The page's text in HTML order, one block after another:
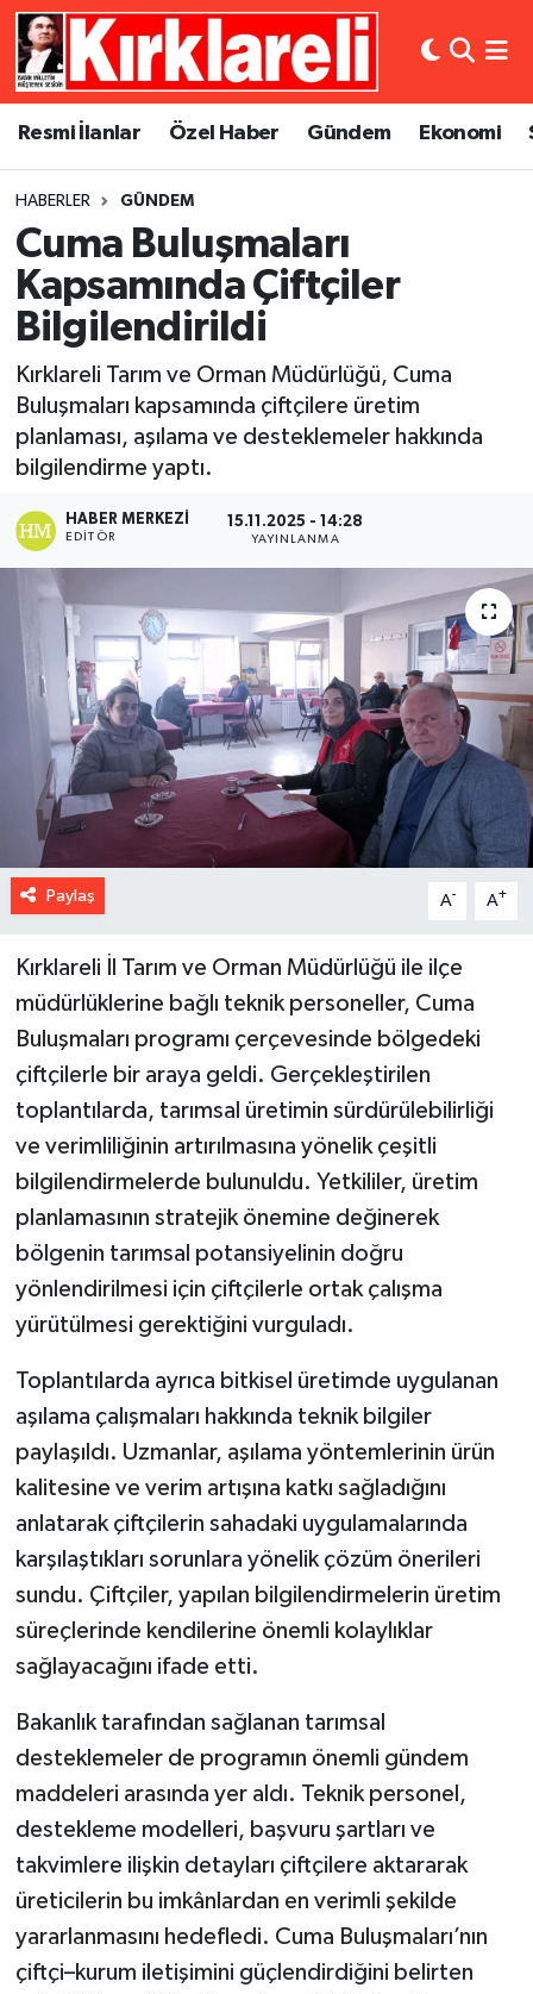
Resmi İlanlar Özel Haber Gündem Ekonomi
HABERLER GÜNDEM
Cuma Buluşmaları
Kapsamında Çiftçiler
Bilgilendirildi
Kırklareli Tarım ve Orman Müdürlüğü, Cuma
Buluşmaları kapsamında çiftçilere üretim
planlaması, aşılama ve desteklemeler hakkında
bilgilendirme yaptı.
HABER MERKEZI
EDITÖR
15.11.2025 - 14:28
YAYINLANMA
Paylaş A- A+
Kırklareli İl Tarım ve Orman Müdürlüğü ile ilçe
müdürlüklerine bağlı teknik personeller, Cuma
Buluşmaları programı çerçevesinde bölgedeki
çiftçilerle bir araya geldi. Gerçekleştirilen
toplantılarda, tarımsal üretimin sürdürülebilirliği
ve verimliliğinin artırılmasına yönelik çeşitli
bilgilendirmelerde bulunuldu. Yetkililer, üretim
planlamasının stratejik önemine değinerek
bölgenin tarımsal potansiyelinin doğru
yönlendirilmesi için çiftçilerle ortak çalışma
yürütülmesi gerektiğini vurguladı.
Toplantılarda ayrıca bitkisel üretimde uygulanan
aşılama çalışmaları hakkında teknik bilgiler
paylaşıldı. Uzmanlar, aşılama yöntemlerinin ürün
kalitesine ve verim artışına katkı sağladığını
anlatarak çiftçilerin sahadaki uygulamalarında
karşılaştıkları sorunlara yönelik çözüm önerileri
sundu. Çiftçiler, yapılan bilgilendirmelerin üretim
süreçlerinde kendilerine önemli kolaylıklar
sağlayacağını ifade etti.
Bakanlık tarafından sağlanan tarımsal
desteklemeler de programın önemli gündem
maddeleri arasında yer aldı. Teknik personel,
destekleme modelleri, başvuru şartları ve
takvimlere ilişkin detayları çiftçilere aktararak
üreticilerin bu imkânlardan en verimli şekilde
yararlanmasını hedefledi. Cuma Buluşmaları’nın
çiftçi–kurum iletişimini güçlendirdiğini belirten
Resmi İlanlar
Gündem
Siyaset
Spor
Asayiş
Dünya
Kültür Sanat
Magazin
Medya
Sağlık
Künye
Gizlilik Sözleşmesi
Merkez Nöbetçi Eczaneler
Merkez Trafik Yoğunluk Haritası
Süper Lig Puan Durumu ve Fikstür
Tüm Manşetler
Son Dakika Haberleri
Haber Arşivi